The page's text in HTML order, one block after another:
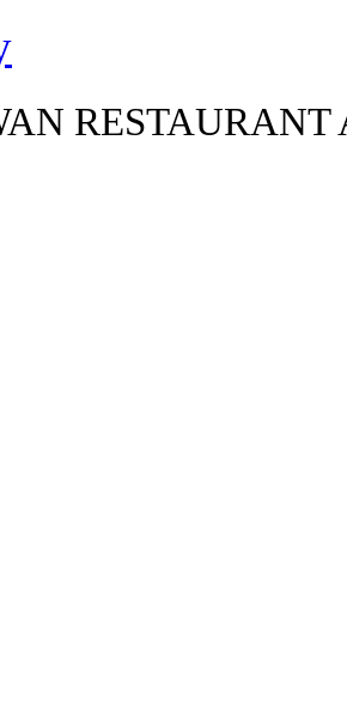
RESTAURANT